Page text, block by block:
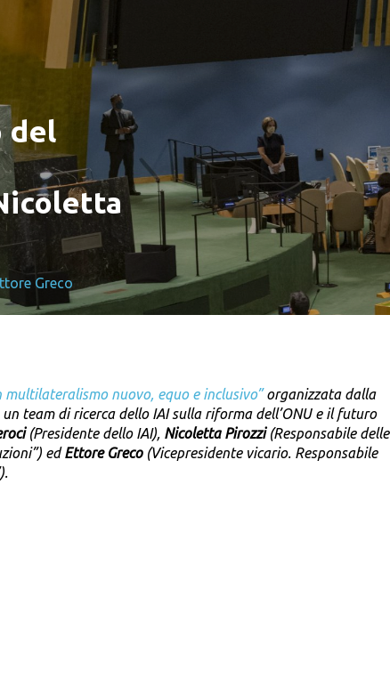
del
Greco
multilateralismo nuovo, equo e inclusivo”organizzata dalla
team di ricerca dello IAI sulla riforma dell’ONU e il futuro
(Presidente dello IAI), Nicoletta Pirozzi(Responsabile delle
edEttore Greco(Vicepresidente vicario. Responsabile